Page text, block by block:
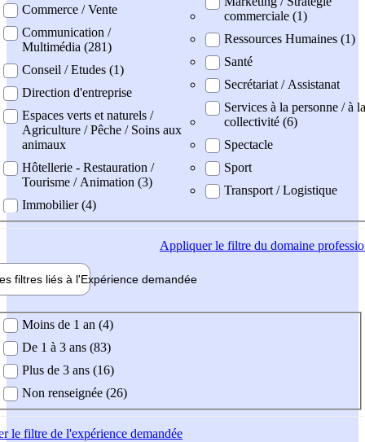
Commerce / Vente
Communication /
Multimédia (281)
Conseil / Etudes (1)
Direction d'entreprise
Espaces verts et naturels /
Agriculture / Pêche / Soins aux
animaux
Hôtellerie - Restauration /
Tourisme / Animation (3)
Immobilier (4)
commerciale (1)
Ressources Humaines (1)
Santé
Secrétariat / Assistanat
Services à la personne / à la
collectivité (6)
Spectacle
Sport
Transport / Logistique
Appliquerle filtre du domaine
filtres liés à l'Expérience demandée
demandée
Moins de 1 an (4)
De 1 à 3 ans (83)
Plus de 3 ans (16)
Non renseignée (26)
le filtre de l'expérience demandée